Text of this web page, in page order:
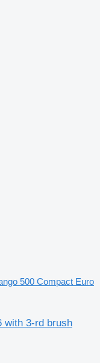
500 Compact Euro
with 3-rd brush